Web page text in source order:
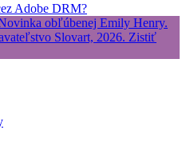
Adobe DRM?